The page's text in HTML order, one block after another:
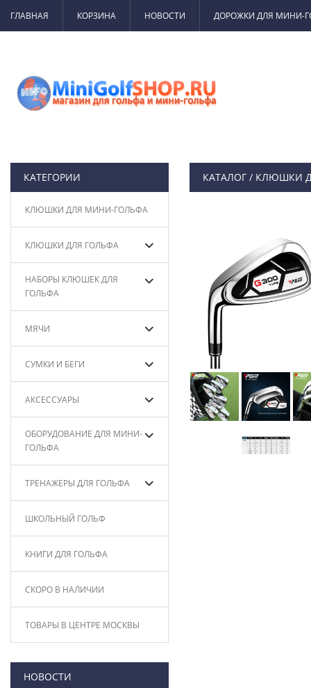
ГЛАВНАЯ КОРЗИНА НОВОСТИ ДОРОЖКИ ДЛЯ МИНИ-
КАТЕГОРИИ
КЛЮШКИ ДЛЯ МИНИ-ГОЛЬФА
КЛЮШКИ ДЛЯ ГОЛЬФА
НАБОРЫ КЛЮШЕК ДЛЯ
ГОЛЬФА
МЯЧИ
СУМКИ И БЕГИ
АКСЕССУАРЫ
ОБОРУДОВАНИЕ ДЛЯ МИНИ-
ГОЛЬФА
ТРЕНАЖЕРЫ ДЛЯ ГОЛЬФА
ШКОЛЬНЫЙ ГОЛЬФ
КНИГИ ДЛЯ ГОЛЬФА
СКОРО В НАЛИЧИИ
ТОВАРЫ В ЦЕНТРЕ МОСКВЫ
НОВОСТИ
КАТАЛОГ/ КЛЮШКИ